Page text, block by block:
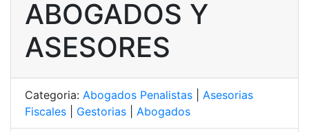
ABOGADOS Y
ASESORES
Categoria: Abogados Penalistas
Asesorias
Fiscales
Gestorias Abogados